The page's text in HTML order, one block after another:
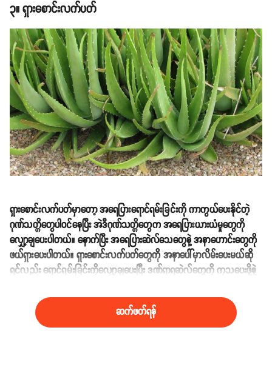
၃။ ရှားစောင်းလက်ပတ်
ရှားစောင်းလက်ပတ်မှာတော့ အရေပြားရောင်ရမ်းခြင်းကို ကာကွယ်ပေးနိုင်တဲ့
ဂုဏ်သတ္တိတွေပါဝင်နေပြီး အဲဒီဂုဏ်သတ္တိတွေက အရေပြားယားယံမှုတွေကို
လျှော့ချပေးပါတယ်။ နောက်ပြီး အရေပြားဆဲလ်သေတွေနဲ့ အနာဟောင်းတွေကို
ဖယ်ရှားပေးပါတယ်။ ရှားစောင်းလက်ပတ်တွေကို အနာပေါ်မှာလိမ်းပေးမယ်ဆို
ရင်လည်း ရောင်ရမ်းခြင်းကိုလျှော့ချပေးပြီး ဒဏ်ရာရဆဲလ်တွေကို ကုသပေးဖို့နဲ့
ဆက်ဖတ်ရန်